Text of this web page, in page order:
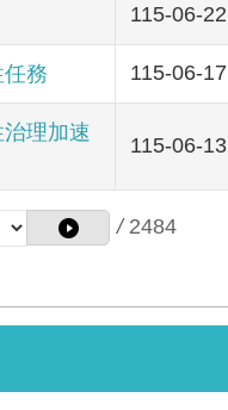
115-06-22
務 115-06-17
理加速
115-06-13
/ 2484